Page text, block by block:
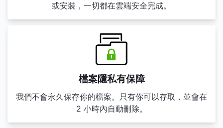
或安裝，一切都在雲端安全完成。
檔案隱私有保障
我們不會永久保存你的檔案。只有你可以存取，並會在
2 小時內自動刪除。